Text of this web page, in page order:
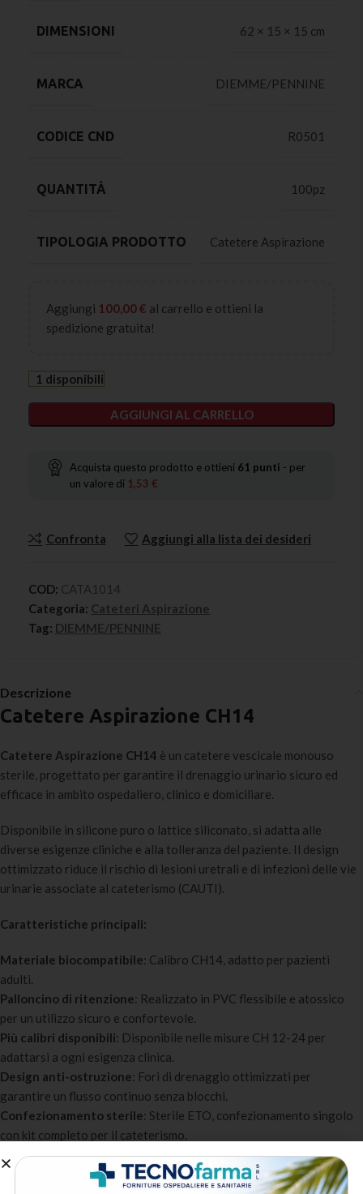
DIMENSIONI 62 × 15 × 15 cm
MARCA DIEMME/PENNINE
CODICE CND R0501
QUANTITÀ 100pz
TIPOLOGIA PRODOTTO Catetere Aspirazione
Aggiungi 100,00€ al carrello e ottieni la
spedizione gratuita!
1 disponibili
AGGIUNGI AL CARRELLO
Acquista questo prodotto e ottieni 61 punti - per
un valore di 1,53 €
Confronta Aggiungi alla lista dei desideri
COD: CATA1014
Categoria: Cateteri Aspirazione
Tag: DIEMME/PENNINE
Descrizione
Catetere Aspirazione CH14
Catetere Aspirazione CH14 è un catetere vescicale monouso
sterile, progettato per garantire il drenaggio urinario sicuro ed
efficace in ambito ospedaliero, clinico e domiciliare.
Disponibile in silicone puro o lattice siliconato, si adatta alle
diverse esigenze cliniche e alla tolleranza del paziente. Il design
ottimizzato riduce il rischio di lesioni uretrali e di infezioni delle vie
urinarie associate al cateterismo (CAUTI).
Caratteristiche principali:
Materiale biocompatibile: Calibro CH14, adatto per pazienti
adulti.
Palloncino di ritenzione: Realizzato in PVC flessibile e atossico
per un utilizzo sicuro e confortevole.
Più calibri disponibili: Disponibile nelle misure CH 12-24 per
adattarsi a ogni esigenza clinica.
Design anti-ostruzione: Fori di drenaggio ottimizzati per
garantire un flusso continuo senza blocchi.
Confezionamento sterile: Sterile ETO, confezionamento singolo
con kit completo per il cateterismo.
A chi è destinato:
Reparti ospedalieri e terapia intensiva: Per il monitoraggio della